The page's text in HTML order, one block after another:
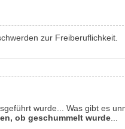
zur Freiberuflichkeit.
wurde... Was gibt es
ob geschummelt wurde...